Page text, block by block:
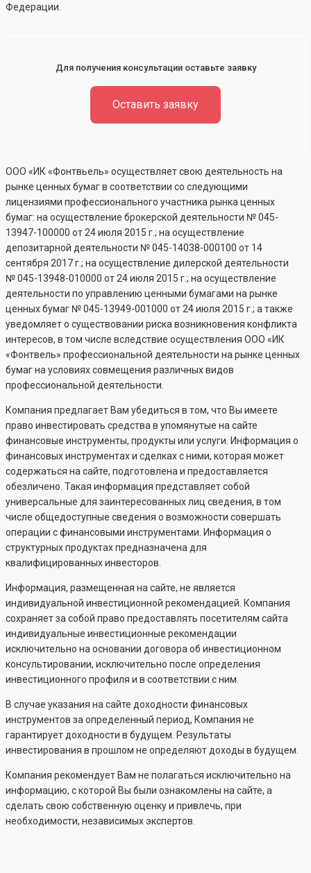
Федерации.
Для получения консультации оставьте заявку
Оставить заявку
ООО «ИК «Фонтвьель» осуществляет свою деятельность на
рынке ценных бумаг в соответствии со следующими
лицензиями профессионального участника рынка ценных
бумаг: на осуществление брокерской деятельности №045-
13947-100000 от 24 июля 2015 г.; на осуществление
депозитарной деятельности №045-14038-000100 от 14
сентября 2017 г.; на осуществление дилерской деятельности
№045-13948-010000 от 24 июля 2015 г.; на осуществление
деятельности по управлению ценными бумагами на рынке
ценных бумаг №045-13949-001000 от 24 июля 2015 г.; а также
уведомляет о существовании риска возникновения конфликта
интересов, в том числе вследствие осуществления ООО «ИК
«Фонтвель» профессиональной деятельности на рынке ценных
бумаг на условиях совмещения различных видов
профессиональной деятельности.
Компания предлагает Вам убедиться в том, что Вы имеете
право инвестировать средства в упомянутые на сайте
финансовые инструменты, продукты или услуги. Информация о
финансовых инструментах и сделках с ними, которая может
содержаться на сайте, подготовлена и предоставляется
обезличено. Такая информация представляет собой
универсальные для заинтересованных лиц сведения, в том
числе общедоступные сведения о возможности совершать
операции с финансовыми инструментами. Информация о
структурных продуктах предназначена для
квалифицированных инвесторов.
Информация, размещенная на сайте, не является
индивидуальной инвестиционной рекомендацией. Компания
сохраняет за собой право предоставлять посетителям сайта
индивидуальные инвестиционные рекомендации
исключительно на основании договора об инвестиционном
консультировании, исключительно после определения
инвестиционного профиля и в соответствии с ним.
В случае указания на сайте доходности финансовых
инструментов за определенный период, Компания не
гарантирует доходности в будущем. Результаты
инвестирования в прошлом не определяют доходы в будущем.
Компания рекомендует Вам не полагаться исключительно на
информацию, с которой Вы были ознакомлены на сайте, а
сделать свою собственную оценку и привлечь, при
необходимости, независимых экспертов.